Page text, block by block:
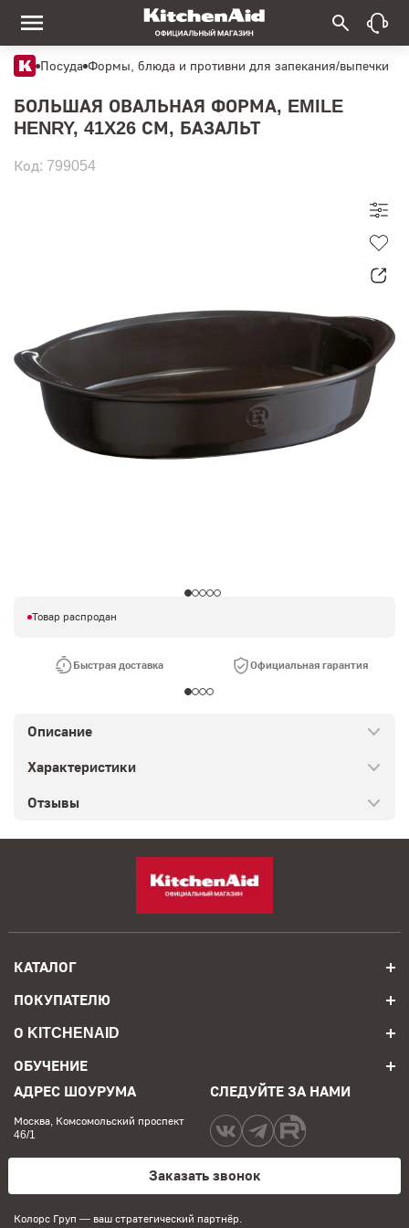
Посуда Формы, блюда и противни для запекания/выпечки
БОЛЬШАЯ ОВАЛЬНАЯ ФОРМА, EMILE
HENRY, 41X26 СМ, БАЗАЛЬТ
Код: 799054
Товар распродан
Быстрая доставка Официальная гарантия
Описание
Характеристики
Отзывы
КАТАЛОГ
ПОКУПАТЕЛЮ
О KITCHENAID
ОБУЧЕНИЕ
АДРЕС ШОУРУМА
Москва, Комсомольский проспект
46/1
СЛЕДУЙТЕ ЗА НАМИ
Заказать звонок
Колорс Груп — ваш стратегический партнёр.